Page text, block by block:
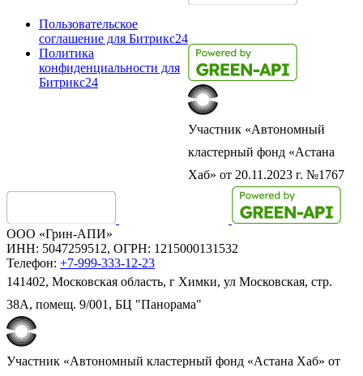
Пользовательское
соглашение для Битрикс24
Политика
конфиденциальности для
Битрикс24
Участник «Автономный
кластерный фонд «Астана
Хаб» от 20.11.2023 г. №1767
ООО «Грин-АПИ»
ИНН: 5047259512, ОГРН: 1215000131532
Телефон: +7-999-333-12-23
141402, Московская область, г Химки, ул Московская, стр.
38А, помещ. 9/001, БЦ "Панорама"
Участник «Автономный кластерный фонд «Астана Хаб» от